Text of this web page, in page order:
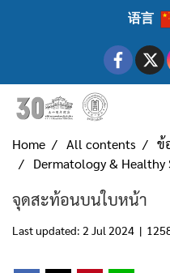
语言
Home All contents
ข้
Dermatology & Healthy
จุดสะท้อนบนใบหน้า
Last updated: 2 Jul 2024 |